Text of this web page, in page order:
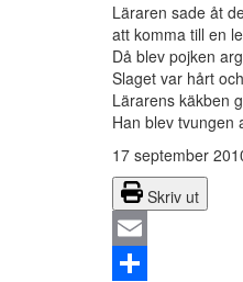
Läraren sade åt
att komma till en
Då blev pojken
Slaget var hårt
Lärarens käkben
Han blev tvungen
17 september
Skriv ut
Email